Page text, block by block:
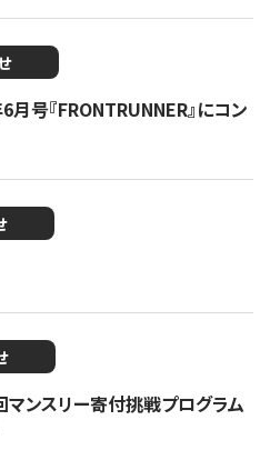
月号『FRONTRUNNER』にコン
マンスリー寄付挑戦プログラム